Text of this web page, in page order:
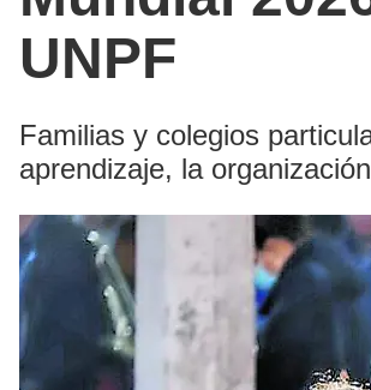
UNPF
Familias y colegios
aprendizaje, la